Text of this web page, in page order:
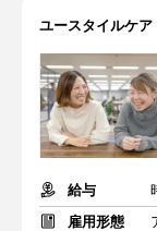
ユースタイルケ
給与
雇用形態